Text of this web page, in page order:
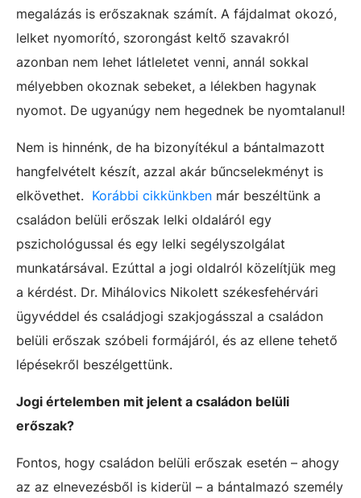
megalázás is erőszaknak számít. A fájdalmat okozó,
lelket nyomorító, szorongást keltő szavakról
azonban nem lehet látleletet venni, annál sokkal
mélyebben okoznak sebeket, a lélekben hagynak
nyomot. De ugyanúgy nem hegednek be nyomtalanul!
Nem is hinnénk, de ha bizonyítékul a bántalmazott
hangfelvételt készít, azzal akár bűncselekményt is
elkövethet. Korábbi cikkünkben már beszéltünk a
családon belüli erőszak lelki oldaláról egy
pszichológussal és egy lelki segélyszolgálat
munkatársával. Ezúttal a jogi oldalról közelítjük meg
a kérdést. Dr. Mihálovics Nikolett székesfehérvári
ügyvéddel és családjogi szakjogásszal a családon
belüli erőszak szóbeli formájáról, és az ellene tehető
lépésekről beszélgettünk.
Jogi értelemben mit jelent a családon belüli
erőszak?
Fontos, hogy családon belüli erőszak esetén – ahogy
az az elnevezésből is kiderül – a bántalmazó személy